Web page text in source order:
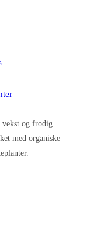
vekst og frodig
med organiske